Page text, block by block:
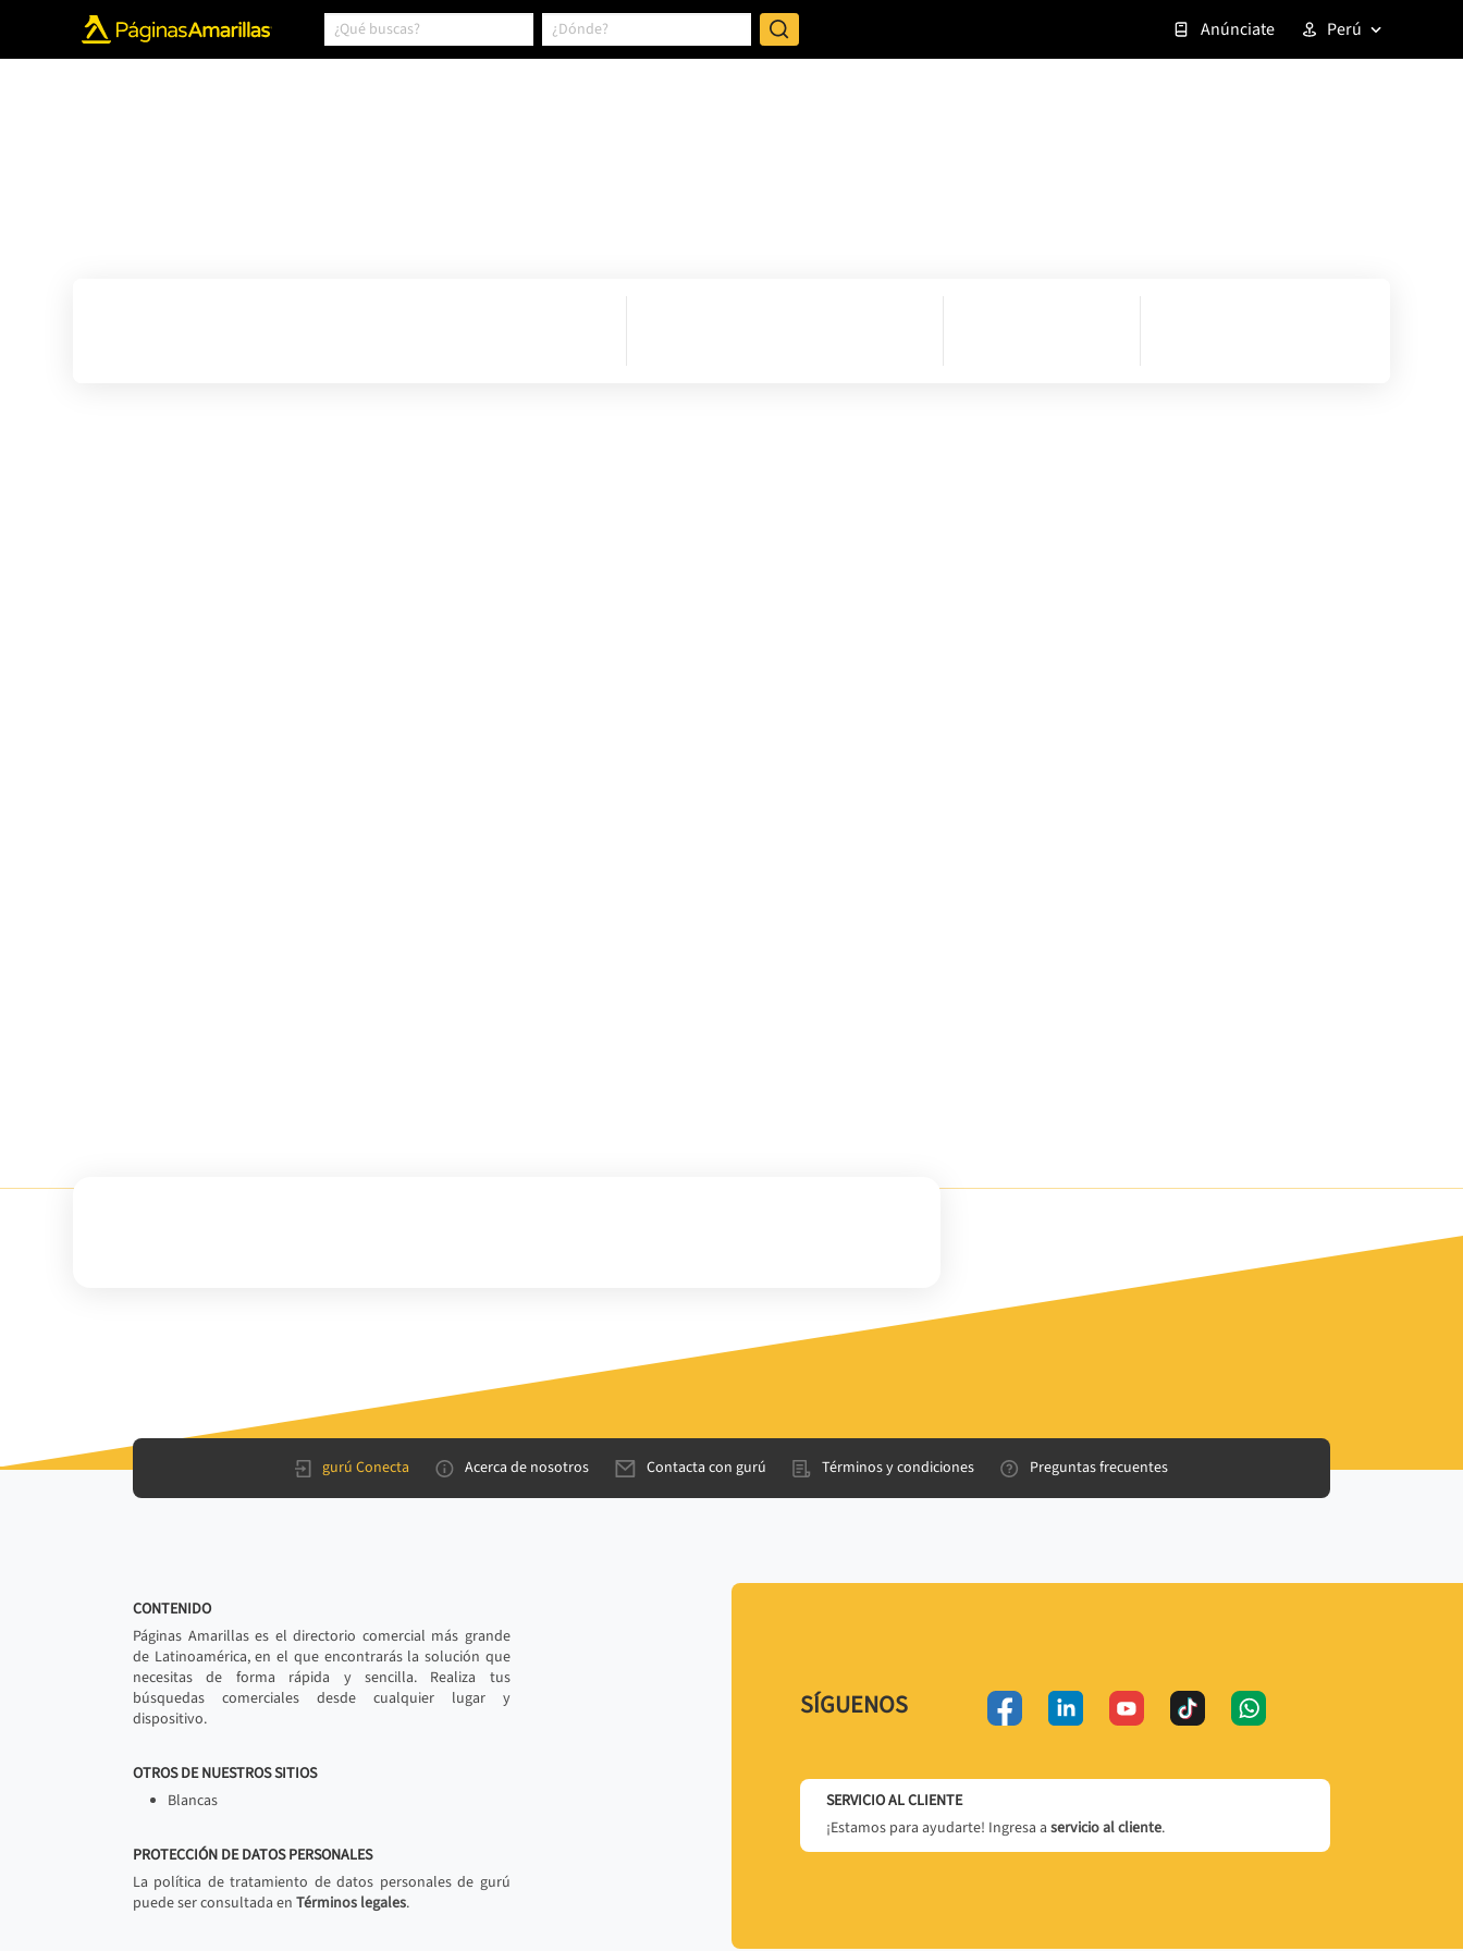
Anúnciate Perú
gurú Conecta Acerca de nosotros Contacta con gurú Términos y condiciones Preguntas frecuentes
CONTENIDO
Páginas Amarillas es el directorio comercial más grande
de Latinoamérica, en el que encontrarás la solución que
necesitas de forma rápida y sencilla. Realiza tus
búsquedas comerciales desde cualquier lugar y
dispositivo.
OTROS DE NUESTROS SITIOS
Blancas
PROTECCIÓN DE DATOS PERSONALES
La política de tratamiento de datos personales de gurú
puede ser consultada en Términos legales.
SÍGUENOS
SERVICIO AL CLIENTE
¡Estamos para ayudarte! Ingresa a servicio al cliente.